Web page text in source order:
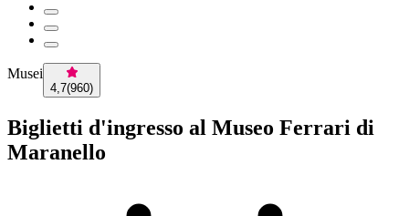
Musei
4,7(960)
Biglietti d'ingresso al Museo Ferrari di
Maranello